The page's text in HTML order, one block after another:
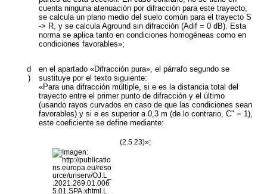
cuenta ninguna atenuación por difracción para este trayecto,
se calcula un plano medio del suelo común para el trayecto S
-> R, y se calculaAground sin difracción (Adif= 0 dB). Esta
norma se aplica tanto en condiciones homogéneas como en
condiciones favorables»;
d
)
en el apartado «Difracción pura», el párrafo segundo se
sustituye por el texto siguiente:
«Para una difracción múltiple, si e es la distancia total del
trayecto entre el primer punto de difracción y el último
(usando rayos curvados en caso de que las condiciones sean
favorables) y si e es superior a 0,3 m (de lo contrario, C" = 1),
este coeficiente se define mediante:
(2.5.23)»;